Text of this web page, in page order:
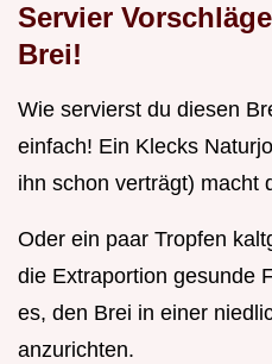
Servier
Brei!
Wie servierst du diesen
einfach! Ein Klecks
ihn schon verträgt) macht
Oder ein paar Tropfen
die Extraportion gesunde
es, den Brei in einer
anzurichten.